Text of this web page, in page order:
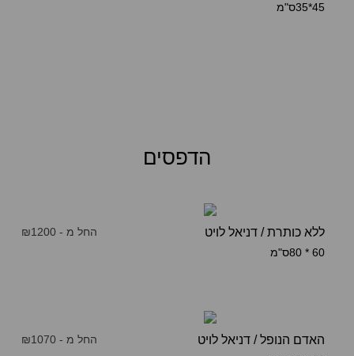
45*35ס"מ
הדפסים
ללא כותרת / דניאל לויט
60 * 80ס"מ
החל מ - ₪1200
האדם הנופל / דניאל לויט החל מ - ₪1070